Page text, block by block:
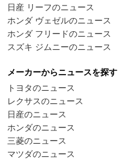
日産 リーフのニュース
ホンダ ヴェゼルのニュース
ホンダ フリードのニュース
スズキ ジムニーのニュース
メーカーからニュースを探す
トヨタのニュース
レクサスのニュース
日産のニュース
ホンダのニュース
三菱のニュース
マツダのニュース